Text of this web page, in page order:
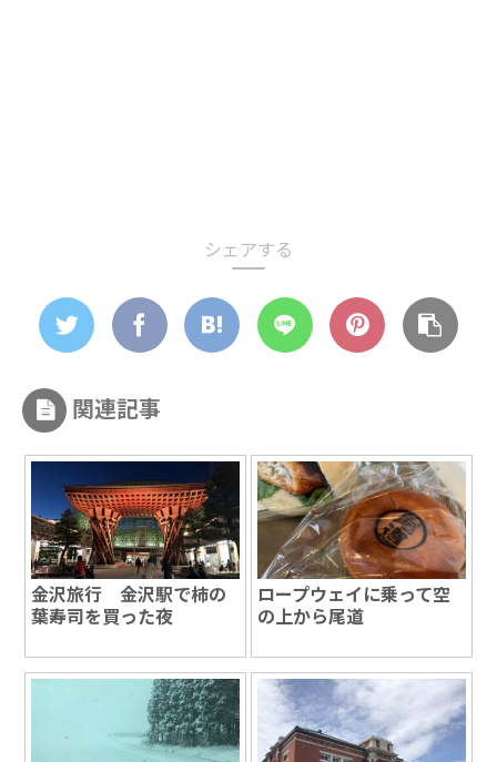
シェアする
関連記事
金沢旅行 金沢駅で柿の
葉寿司を買った夜
ロープウェイに乗って空
の上から尾道